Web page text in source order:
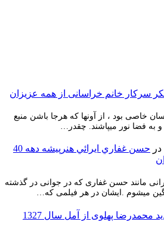
سرکار خانم خراسانی از همه عزیزان
خاصی بود ، از آونها که هرجا باشن منبع
به فضا نور میپاشند. چقدر…
در
حسن غفاري ايرائي هنرپيشه دهه 40
مانند حسن غفاری که در جوانی در گذشته
میشوم .ایشان در هر فیلمی که…
بازدید محمدرضا پهلوی از آمل سال 1327